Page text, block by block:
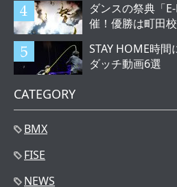
ダンスの祭典「
催！優勝は町田校
STAY HOME時
ダッチ動画6選
CATEGORY
BMX
FISE
NEWS